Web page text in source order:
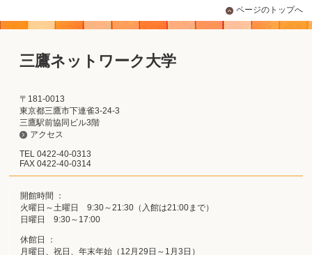
ページのトップへ
三鷹ネットワーク大学
〒181-0013
東京都三鷹市下連雀3-24-3
三鷹駅前協同ビル3階
アクセス
TEL 0422-40-0313
FAX 0422-40-0314
開館時間 ：
火曜日～土曜日 9:30～21:30（入館は21:00まで）
日曜日 9:30～17:00
休館日 ：
月曜日、祝日、年末年始（12月29日～1月3日）